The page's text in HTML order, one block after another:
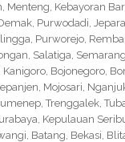
Kebayoran
Purwodadi,
Purworejo,
Salatiga,
Bojonegoro,
Mojosari,
Trenggalek,
Kepulauan
Batang, Bekasi,